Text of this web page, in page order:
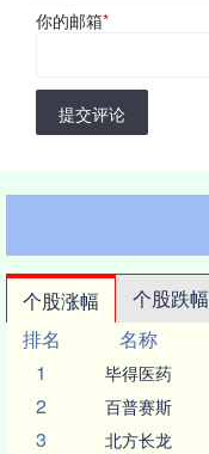
你的邮箱*
提交评论
个股涨幅 个股跌幅
排名
名称
1
毕得医药
2 百普赛斯
3 北方长龙